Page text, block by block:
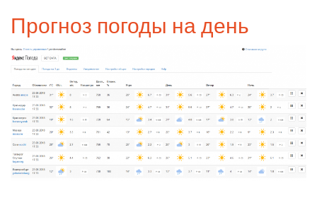
Прогноз погоды на день